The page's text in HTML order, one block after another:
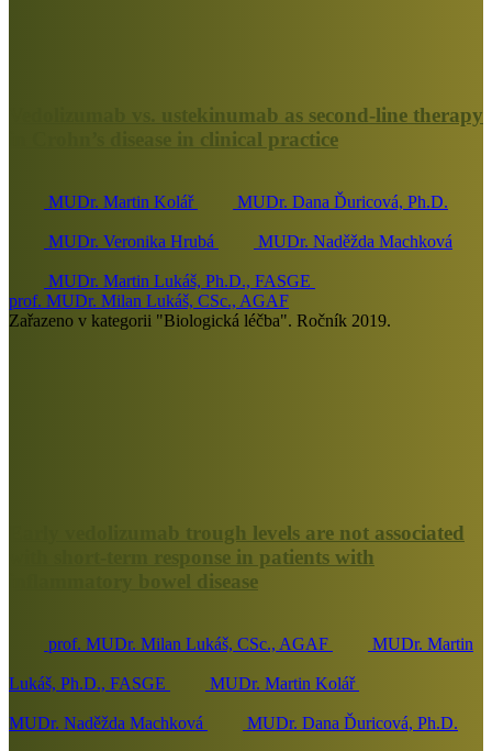
Vedolizumab vs. ustekinumab as second-line therapy
in Crohn’s disease in clinical practice
MUDr. Martin Kolář MUDr. Dana Ďuricová, Ph.D.
MUDr. Veronika Hrubá MUDr. Naděžda Machková
MUDr. Martin Lukáš, Ph.D., FASGE
prof. MUDr. Milan Lukáš, CSc., AGAF
Zařazeno v kategorii "Biologická léčba". Ročník 2019.
Early vedolizumab trough levels are not associated
with short-term response in patients with
inflammatory bowel disease
prof. MUDr. Milan Lukáš, CSc., AGAF MUDr. Martin
Lukáš, Ph.D., FASGE MUDr. Martin Kolář
MUDr. Naděžda Machková MUDr. Dana Ďuricová, Ph.D.